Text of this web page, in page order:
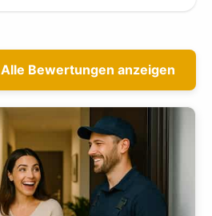
Alle Bewertungen anzeigen